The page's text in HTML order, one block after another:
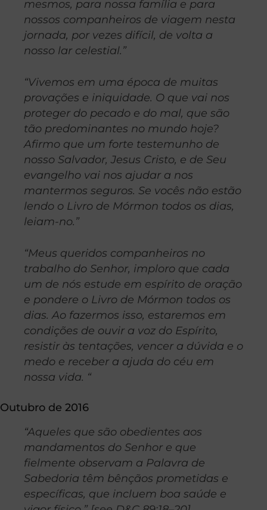
mesmos, para nossa família e para
nossos companheiros de viagem nesta
jornada, por vezes difícil, de volta a
nosso lar celestial.”
“Vivemos em uma época de muitas
provações e iniquidade. O que vai nos
proteger do pecado e do mal, que são
tão predominantes no mundo hoje?
Afirmo que um forte testemunho de
nosso Salvador, Jesus Cristo, e de Seu
evangelho vai nos ajudar a nos
mantermos seguros. Se vocês não estão
lendo o Livro de Mórmon todos os dias,
leiam-no.”
“Meus queridos companheiros no
trabalho do Senhor, imploro que cada
um de nós estude em espírito de oração
e pondere o Livro de Mórmon todos os
dias. Ao fazermos isso, estaremos em
condições de ouvir a voz do Espírito,
resistir às tentações, vencer a dúvida e o
medo e receber a ajuda do céu em
nossa vida. “
Outubro de 2016
“Aqueles que são obedientes aos
mandamentos do Senhor e que
fielmente observam a Palavra de
Sabedoria têm bênçãos prometidas e
específicas, que incluem boa saúde e